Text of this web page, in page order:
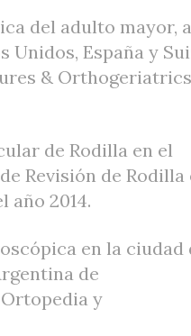
del adulto mayor, a
Unidos, España y
&
de Rodilla en el
Revisión de Rodilla
año 2014.
en la ciudad
de
y